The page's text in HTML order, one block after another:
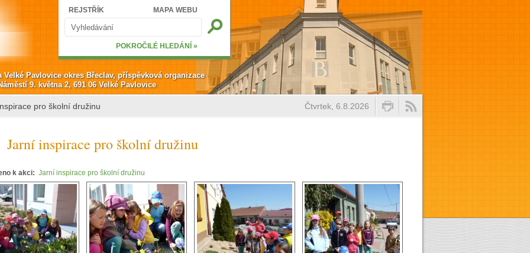
Vyhledávání
Hledat
REJSTŘÍK MAPA WEBU
POKROČILÉ HLEDÁNÍ »
Velké Pavlovice okres Břeclav, příspěvková organizace
9. května 2, 691 06 Velké Pavlovice
pro školní družinu Čtvrtek, 6.8.2026
Jarní inspirace pro školní družinu
k akci: Jarní inspirace pro školní družinu